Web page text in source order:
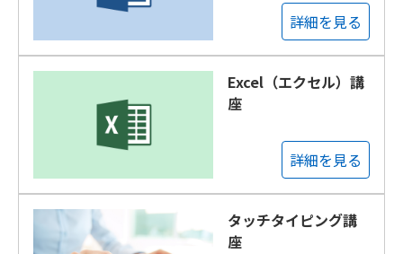
詳細を見る
Excel（エクセル）講
座
詳細を見る
タッチタイピング講
座